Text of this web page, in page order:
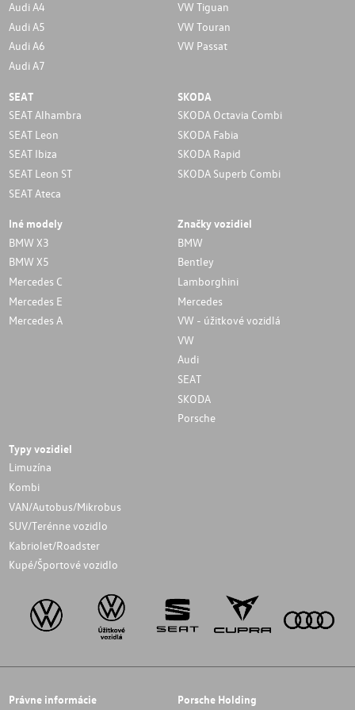
Audi A4
Audi A5
Audi A6
Audi A7
VW Tiguan
VW Touran
VW Passat
SEAT
SEAT Alhambra
SEAT Leon
SEAT Ibiza
SEAT Leon ST
SEAT Ateca
SKODA
SKODA Octavia Combi
SKODA Fabia
SKODA Rapid
SKODA Superb Combi
Iné modely
BMW X3
BMW X5
Mercedes C
Mercedes E
Mercedes A
Značky vozidiel
BMW
Bentley
Lamborghini
Mercedes
VW - úžitkové vozidlá
VW
Audi
SEAT
SKODA
Porsche
Typy vozidiel
Limuzína
Kombi
VAN/Autobus/Mikrobus
SUV/Terénne vozidlo
Kabriolet/Roadster
Kupé/Športové vozidlo
Právne informácie Porsche Holding